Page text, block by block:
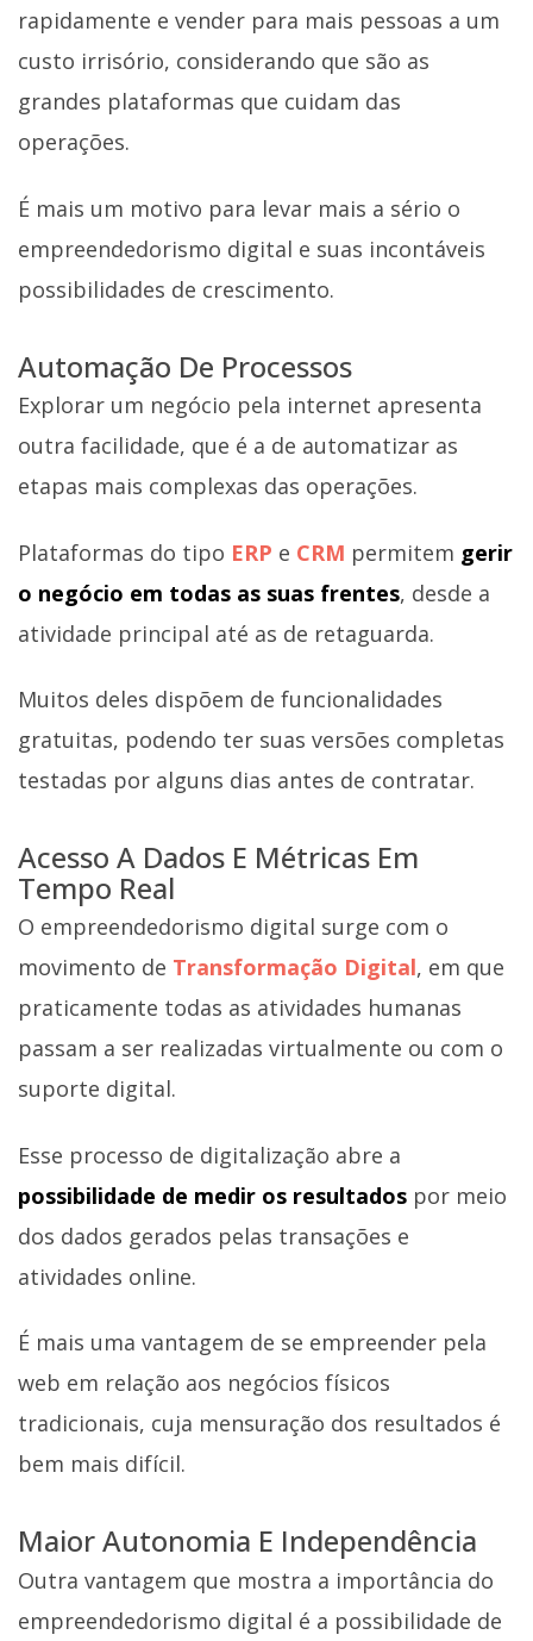
rapidamente e vender para mais pessoas a um
custo irrisório, considerando que são as
grandes plataformas que cuidam das
operações.
É mais um motivo para levar mais a sério o
empreendedorismo digital e suas incontáveis
possibilidades de crescimento.
Automação De Processos
Explorar um negócio pela internet apresenta
outra facilidade, que é a de automatizar as
etapas mais complexas das operações.
Plataformas do tipo ERP e CRM permitem gerir
o negócio em todas as suas frentes, desde a
atividade principal até as de retaguarda.
Muitos deles dispõem de funcionalidades
gratuitas, podendo ter suas versões completas
testadas por alguns dias antes de contratar.
Acesso A Dados E Métricas Em
Tempo Real
O empreendedorismo digital surge com o
movimento de Transformação Digital, em que
praticamente todas as atividades humanas
passam a ser realizadas virtualmente ou com o
suporte digital.
Esse processo de digitalização abre a
possibilidade de medir os resultados por meio
dos dados gerados pelas transações e
atividades online.
É mais uma vantagem de se empreender pela
web em relação aos negócios físicos
tradicionais, cuja mensuração dos resultados é
bem mais difícil.
Maior Autonomia E Independência
Outra vantagem que mostra a importância do
empreendedorismo digital é a possibilidade de